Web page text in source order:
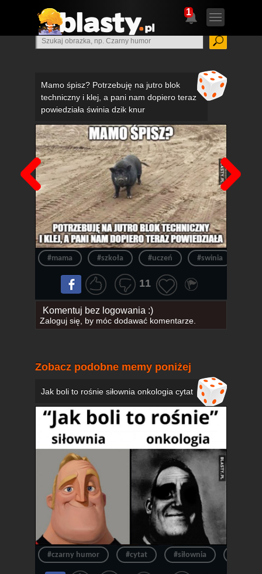
1
Mamo śpisz? Potrzebuję na jutro blok
techniczny i klej, a pani nam dopiero teraz
powiedziała świnia dzik knur
Poprzedni
#mama #szkoła #uczeń #swinia
11
Komentuj bez logowania :)
Zaloguj się, by móc dodawać komentarze.
Zobacz podobne memy poniżej
Jak boli to rośnie siłownia onkologia cytat
#czarny humor #cytat #siłownia